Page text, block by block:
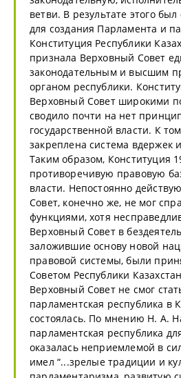
ветви. В результате этого
для создания Парламента и
Конституция Республики
признала Верховный Совет
законодательным и высшим
органом республики.
Верховный Совет широкими
сводило почти на нет
государственной власти. К
закреплена система вдержек
Таким образом, Конституция
противоречивую правовую
власти. Непостоянно
Совет, конечно же, не мог
функциями, хотя
Верховный Совет в
заложившие основу новой
правовой системы, были
Советом Республики
Верховный Совет не смог
парламентская республика в
состоялась. По мнению Н. А.
парламентская республика
оказалась неприемлемой в
имел “...зрелые традиции и